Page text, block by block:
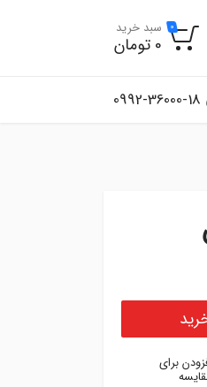
0992-36000-18
0 سبد خرید
0 تومان
برای